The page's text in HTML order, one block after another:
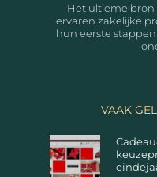
Het ultieme bron
ervaren zakelijke
hun eerste
VAAK